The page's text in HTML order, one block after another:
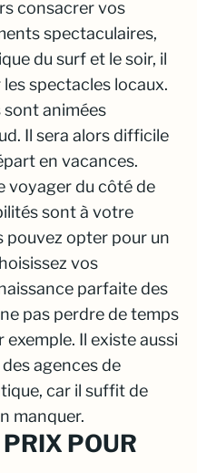
consacrer vos
spectaculaires,
du surf et le soir, il
spectacles locaux.
sont animées
Il sera alors difficile
en vacances.
voyager du côté de
sont à votre
pouvez opter pour un
vos
parfaite des
pas perdre de temps
Il existe aussi
agences de
car il suffit de
manquer.
POUR